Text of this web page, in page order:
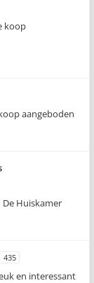
koop
aangeboden
De Huiskamer
435
en interessant